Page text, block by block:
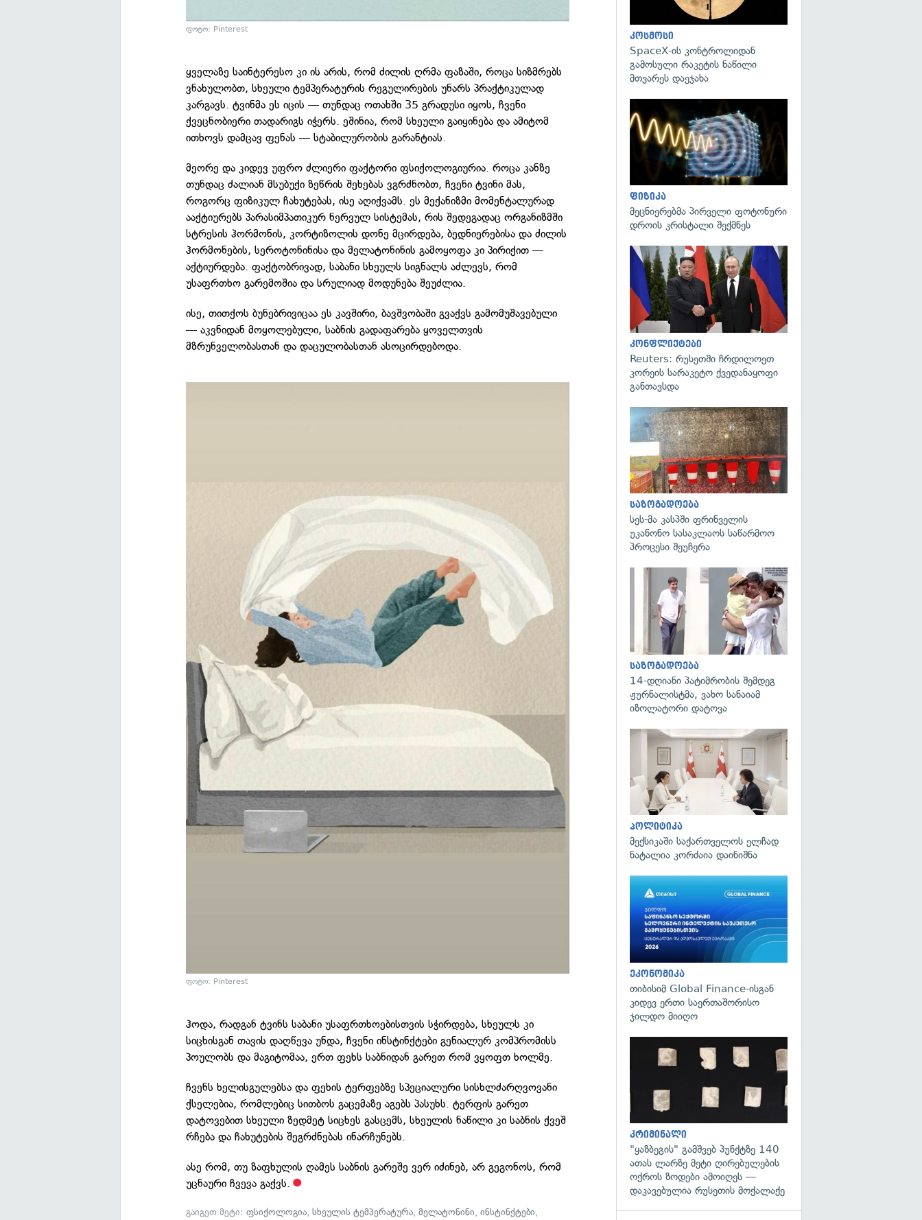
ფოტო: Pinterest
ყველაზე საინტერესო კი ის არის, რომ ძილის ღრმა ფაზაში, როცა სიზმრებს
ვნახულობთ, სხეული ტემპერატურის რეგულირების უნარს პრაქტიკულად
კარგავს. ტვინმა ეს იცის — თუნდაც ოთახში 35 გრადუსი იყოს, ჩვენი
ქვეცნობიერი თადარიგს იჭერს. ეშინია, რომ სხეული გაიყინება და ამიტომ
ითხოვს დამცავ ფენას — სტაბილურობის გარანტიას.
მეორე და კიდევ უფრო ძლიერი ფაქტორი ფსიქოლოგიურია. როცა კანზე
თუნდაც ძალიან მსუბუქი ზეწრის შეხებას ვგრძნობთ, ჩვენი ტვინი მას,
როგორც ფიზიკულ ჩახუტებას, ისე აღიქვამს. ეს მექანიზმი მომენტალურად
ააქტიურებს პარასიმპათიკურ ნერვულ სისტემას, რის შედეგადაც ორგანიზმში
სტრესის ჰორმონის, კორტიზოლის დონე მცირდება, ბედნიერებისა და ძილის
ჰორმონების, სეროტონინისა და მელატონინის გამოყოფა კი პირიქით —
აქტიურდება. ფაქტობრივად, საბანი სხეულს სიგნალს აძლევს, რომ
უსაფრთხო გარემოშია და სრულიად მოდუნება შეუძლია.
ისე, თითქოს ბუნებრივიცაა ეს კავშირი, ბავშვობაში გვაქვს გამომუშავებული
— აკვნიდან მოყოლებული, საბნის გადაფარება ყოველთვის
მზრუნველობასთან და დაცულობასთან ასოცირდებოდა.
ფოტო: Pinterest
ჰოდა, რადგან ტვინს საბანი უსაფრთხოებისთვის სჭირდება, სხეულს კი
სიცხისგან თავის დაღწევა უნდა, ჩვენი ინსტინქტები გენიალურ კომპრომისს
პოულობს და მაგიტომაა, ერთ ფეხს საბნიდან გარეთ რომ ვყოფთ ხოლმე.
ჩვენს ხელისგულებსა და ფეხის ტერფებზე სპეციალური სისხლძარღვოვანი
ქსელებია, რომლებიც სითბოს გაცემაზე აგებს პასუხს. ტერფის გარეთ
დატოვებით სხეული ზედმეტ სიცხეს გასცემს, სხეულის ნაწილი კი საბნის ქვეშ
რჩება და ჩახუტების შეგრძნებას ინარჩუნებს.
ასე რომ, თუ ზაფხულის ღამეს საბნის გარეშე ვერ იძინებ, არ გეგონოს, რომ
უცნაური ჩვევა გაქვს.
გაიგეთ მეტი:ფსიქოლოგია,სხეულის ტემპერატურა,მელატონინი,ინსტინქტები,
კოსმოსი
SpaceX-ის კონტროლიდან
გამოსული რაკეტის ნაწილი
მთვარეს დაეჯახა
ფიზიკა
მეცნიერებმა პირველი ფოტონური
დროის კრისტალი შექმნეს
კონფლიქტები
Reuters: რუსეთში ჩრდილოეთ
კორეის სარაკეტო ქვედანაყოფი
განთავსდა
საზოგადოება
სეს-მა კასპში ფრინველის
უკანონო სასაკლაოს საწარმოო
პროცესი შეუჩერა
საზოგადოება
14-დღიანი პატიმრობის შემდეგ
ჟურნალისტმა, ვახო სანაიამ
იზოლატორი დატოვა
პოლიტიკა
მექსიკაში საქართველოს ელჩად
ნატალია კორძაია დაინიშნა
ეკონომიკა
თიბისიმ Global Finance-ისგან
კიდევ ერთი საერთაშორისო
ჯილდო მიიღო
კრიმინალი
"ყაზბეგის" გამშვებ პუნქტზე 140
ათას ლარზე მეტი ღირებულების
ოქროს ზოდები ამოიღეს —
დაკავებულია რუსეთის მოქალაქე